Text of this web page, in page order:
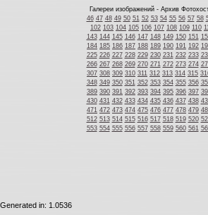
Галереи изображений - Архив
46 47 48 49 50 51 52 53 54 55 56 57 58
102 103 104 105 106 107 108 109 110
143 144 145 146 147 148 149 150 151
184 185 186 187 188 189 190 191 192
225 226 227 228 229 230 231 232 233
266 267 268 269 270 271 272 273 274
307 308 309 310 311 312 313 314 315
348 349 350 351 352 353 354 355 356
389 390 391 392 393 394 395 396 397
430 431 432 433 434 435 436 437 438
471 472 473 474 475 476 477 478 479
512 513 514 515 516 517 518 519 520
553 554 555 556 557 558 559 560 561
Generated in: 1.0536